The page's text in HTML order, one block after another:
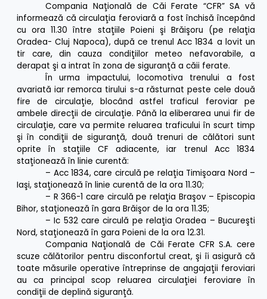
Compania Naţională de Căi Ferate “CFR” SA vă
informează că circulaţia feroviară a fost închisă începând
cu ora 11.30 între staţiile Poieni şi Brăişoru (pe relaţia
Oradea- Cluj Napoca), după ce trenul Acc 1834 a lovit un
tir care, din cauza condiţiilor meteo nefavorabile, a
derapat şi a intrat în zona de siguranţă a căii ferate.
În urma impactului, locomotiva trenului a fost
avariată iar remorca tirului s-a răsturnat peste cele două
fire de circulaţie, blocând astfel traficul feroviar pe
ambele direcţii de circulaţie. Până la eliberarea unui fir de
circulaţie, care va permite reluarea traficului în scurt timp
şi în condiţii de siguranţă, două trenuri de călători sunt
oprite în staţiile CF adiacente, iar trenul Acc 1834
staţionează în linie curentă:
– Acc 1834, care circulă pe relaţia Timişoara Nord –
Iaşi, staţionează în linie curentă de la ora 11.30;
– R 366-1 care circulă pe relaţia Braşov – Episcopia
Bihor, staţionează în gara Brăişor de la ora 11.35;
– Ic 532 care circulă pe relaţia Oradea – Bucureşti
Nord, staţionează în gara Poieni de la ora 12.31.
Compania Naţională de Căi Ferate CFR S.A. cere
scuze călătorilor pentru disconfortul creat, şi îi asigură că
toate măsurile operative întreprinse de angajaţii feroviari
au ca principal scop reluarea circulaţiei feroviare în
condiţii de deplină siguranţă.